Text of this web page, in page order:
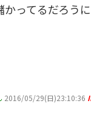
ってるだろうに
2016/05/29(日)23:10:36